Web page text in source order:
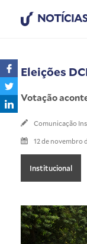
NOTÍCIAS
Eleições
Votação
Comunicação
12 de novembro
Institucional